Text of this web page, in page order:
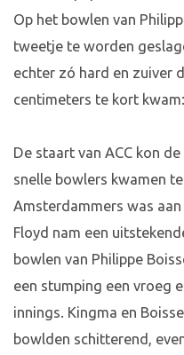
Op het bowlen van
tweetje te worden
echter zó hard en zuiver
centimeters te kort
De staart van ACC kon
snelle bowlers kwamen
Amsterdammers was
Floyd nam een
bowlen van Philippe
een stumping een vroeg
innings. Kingma en
bowlden schitterend,